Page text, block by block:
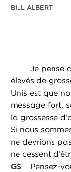
BILL ALBERT
Je pense
élevés de
Unis est que
message fort,
la grossesse
Si nous
ne devrions
ne cessent
GS
Pensez-